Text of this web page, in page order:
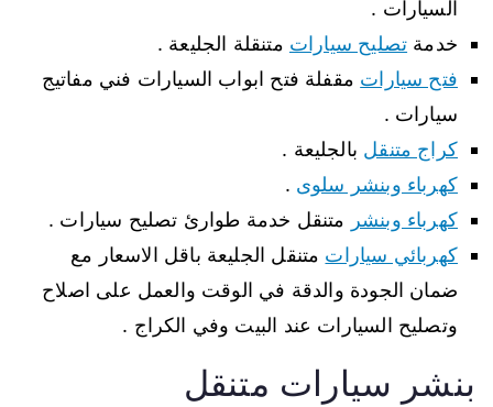
السيارات .
خدمة تصليح سيارات متنقلة الجليعة .
فتح سيارات مقفلة فتح ابواب السيارات فني مفاتيج
سيارات .
كراج متنقل بالجليعة .
كهرباء وبنشر سلوى .
كهرباء وبنشر متنقل خدمة طوارئ تصليح سيارات .
كهربائي سيارات متنقل الجليعة باقل الاسعار مع
ضمان الجودة والدقة في الوقت والعمل على اصلاح
وتصليح السيارات عند البيت وفي الكراج .
بنشر سيارات متنقل